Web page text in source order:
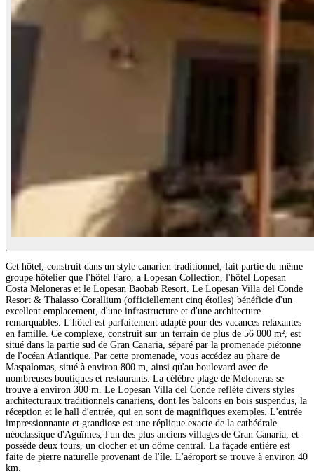
Cet hôtel, construit dans un style canarien traditionnel, fait partie du même
groupe hôtelier que l'hôtel Faro, a Lopesan Collection, l'hôtel Lopesan
Costa Meloneras et le Lopesan Baobab Resort. Le Lopesan Villa del Conde
Resort & Thalasso Corallium (officiellement cinq étoiles) bénéficie d'un
excellent emplacement, d'une infrastructure et d'une architecture
remarquables. L'hôtel est parfaitement adapté pour des vacances relaxantes
en famille. Ce complexe, construit sur un terrain de plus de 56 000 m², est
situé dans la partie sud de Gran Canaria, séparé par la promenade piétonne
de l'océan Atlantique. Par cette promenade, vous accédez au phare de
Maspalomas, situé à environ 800 m, ainsi qu'au boulevard avec de
nombreuses boutiques et restaurants. La célèbre plage de Meloneras se
trouve à environ 300 m. Le Lopesan Villa del Conde reflète divers styles
architecturaux traditionnels canariens, dont les balcons en bois suspendus, la
réception et le hall d'entrée, qui en sont de magnifiques exemples. L'entrée
impressionnante et grandiose est une réplique exacte de la cathédrale
néoclassique d'Aguïmes, l'un des plus anciens villages de Gran Canaria, et
possède deux tours, un clocher et un dôme central. La façade entière est
faite de pierre naturelle provenant de l'île. L'aéroport se trouve à environ 40
km.